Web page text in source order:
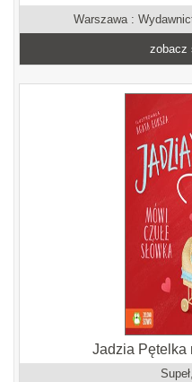
Warszawa :
zobacz
Jadzia Pętelka